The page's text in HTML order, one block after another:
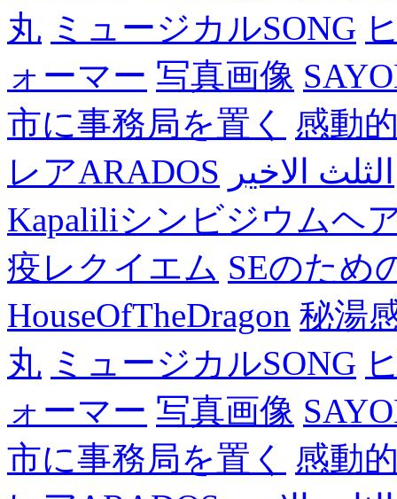
丸 ミュージカルSONG
ォーマー 写真画像
市に事務局を置く
感動
レアARADOS الثلث الاخير
Kapaliliシンビジウムヘ
疫レクイエム SEのため
HouseOfTheDragon 秘湯
丸 ミュージカルSONG
ォーマー 写真画像
市に事務局を置く
感動